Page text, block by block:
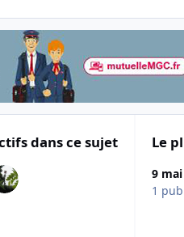
dans ce sujet Le
9
1